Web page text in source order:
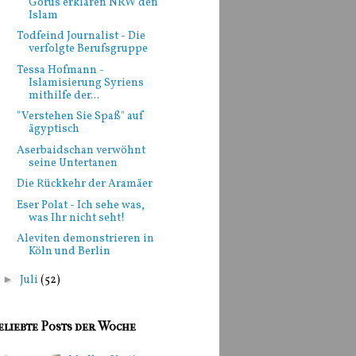
Islam
Todfeind Journalist - Die
verfolgte Berufsgruppe
Tessa Hofmann -
Islamisierung Syriens
mithilfe der...
"Verstehen Sie Spaß" auf
ägyptisch
Aserbaidschan verwöhnt
seine Untertanen
Die Rückkehr der Aramäer
Eser Polat - Ich sehe was,
was Ihr nicht seht!
Aleviten demonstrieren in
Köln und Berlin
► Juli (52)
Posts der Woche